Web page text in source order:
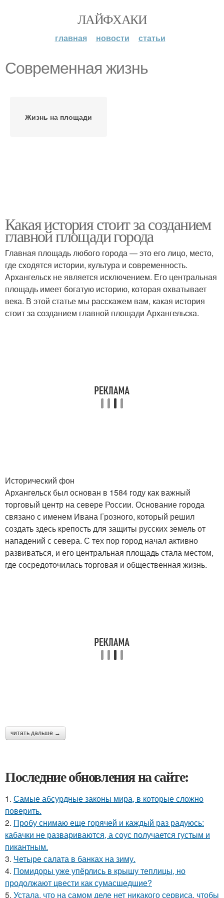
ЛАЙФХАКИ
главная новости статьи
Современная жизнь
Жизнь на площади
Какая история стоит за созданием
главной площади города
Главная площадь любого города — это его лицо, место,
где сходятся истории, культура и современность.
Архангельск не является исключением. Его центральная
площадь имеет богатую историю, которая охватывает
века. В этой статье мы расскажем вам, какая история
стоит за созданием главной площади Архангельска.
Исторический фон
Архангельск был основан в 1584 году как важный
торговый центр на севере России. Основание города
связано с именем Ивана Грозного, который решил
создать здесь крепость для защиты русских земель от
нападений с севера. С тех пор город начал активно
развиваться, и его центральная площадь стала местом,
где сосредоточилась торговая и общественная жизнь.
читать дальше →
Последние обновления на сайте:
1. Самые абсурдные законы мира, в которые сложно
поверить.
2. Пробу снимаю еще горячей и каждый раз радуюсь:
кабачки не развариваются, а соус получается густым и
пикантным.
3. Четыре салата в банках на зиму.
4. Помидоры уже упёрлись в крышу теплицы, но
продолжают цвести как сумасшедшие?
5. Устала, что на самом деле нет никакого сервиса, чтобы